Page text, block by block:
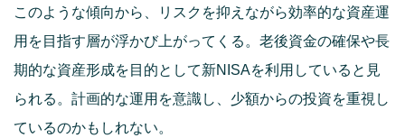
このような傾向から、リスクを抑えながら効率的な資産運
用を目指す層が浮かび上がってくる。老後資金の確保や長
期的な資産形成を目的として新NISAを利用していると見
られる。計画的な運用を意識し、少額からの投資を重視し
ているのかもしれない。